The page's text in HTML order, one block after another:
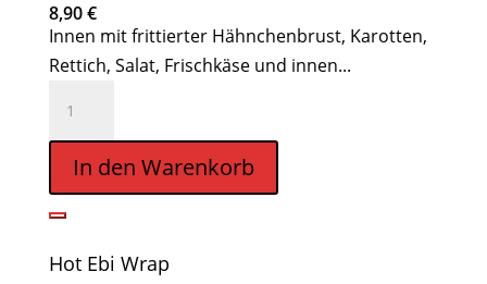
8,90€
Innen mit frittierter Hähnchenbrust, Karotten,
Rettich, Salat, Frischkäse und innen...
Chicken
Menge
In den Warenkorb
Hot Ebi Wrap